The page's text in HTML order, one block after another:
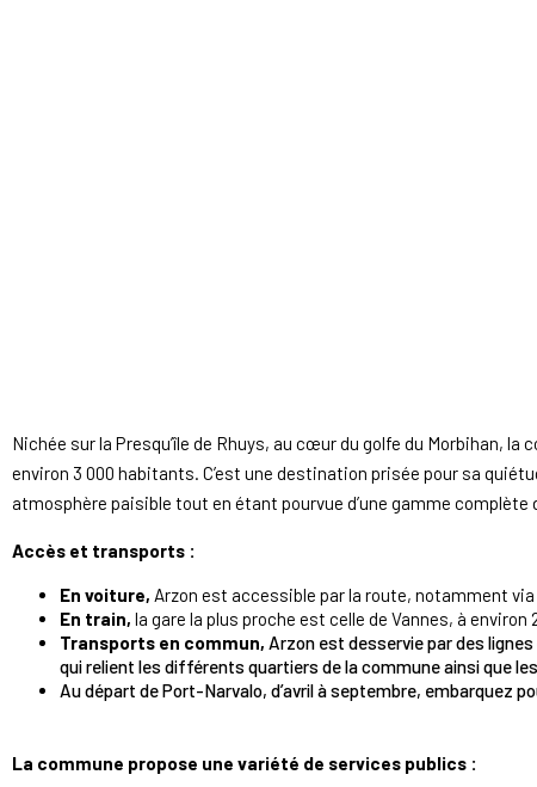
Nichée sur la Presqu’île de Rhuys, au cœur du golfe du Morbihan, la
environ 3 000 habitants. C’est une destination prisée pour sa
atmosphère paisible tout en étant pourvue d’une gamme
Accès et transports :
En voiture, Arzon est accessible par la route, notamment via
En train, la gare la plus proche est celle de Vannes, à environ
Transports en commun, Arzon est desservie par des
qui relient les différents quartiers de la commune ainsi que
Au départ de Port-Narvalo, d’avril à septembre, embarquez
La commune propose une variété de services publics :